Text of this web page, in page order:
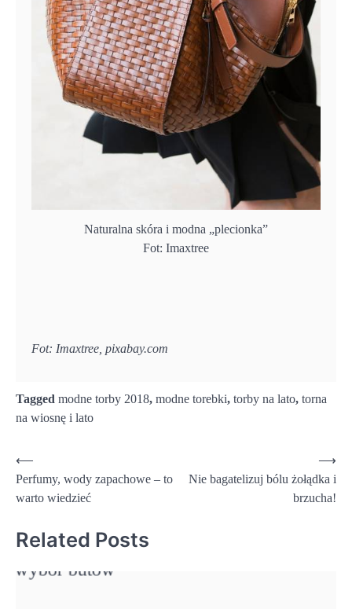
Naturalna skóra i modna „plecionka”
Fot: Imaxtree
Fot: Imaxtree, pixabay.com
Tagged modne torby 2018, modne torebki, torby na lato, torna
na wiosnę i lato
Nawigacja
wpisu
⟵
Perfumy, wody zapachowe – to
warto wiedzieć
Nie bagatelizuj bólu żołądka i
brzucha!
⟶
Related Posts